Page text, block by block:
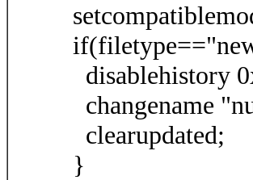
disablehistory
changename
clearupdated;
}